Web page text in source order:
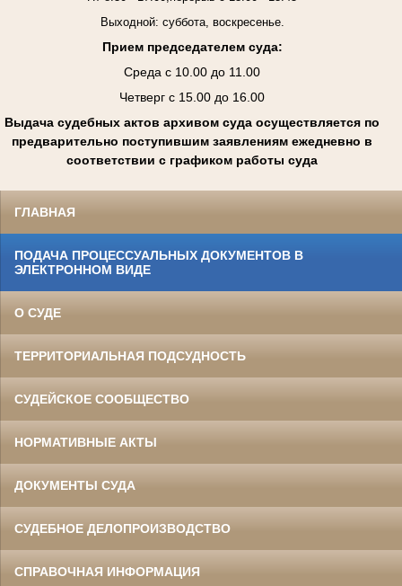
Выходной: суббота, воскресенье.
Прием председателем суда:
Среда с 10.00 до 11.00
Четверг с 15.00 до 16.00
Выдача судебных актов архивом суда осуществляется по
предварительно поступившим заявлениям ежедневно в
соответствии с графиком работы суда
ГЛАВНАЯ
ПОДАЧА ПРОЦЕССУАЛЬНЫХ ДОКУМЕНТОВ В
ЭЛЕКТРОННОМ ВИДЕ
О СУДЕ
ТЕРРИТОРИАЛЬНАЯ ПОДСУДНОСТЬ
СУДЕЙСКОЕ СООБЩЕСТВО
НОРМАТИВНЫЕ АКТЫ
ДОКУМЕНТЫ СУДА
СУДЕБНОЕ ДЕЛОПРОИЗВОДСТВО
СПРАВОЧНАЯ ИНФОРМАЦИЯ